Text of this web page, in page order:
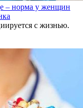
– норма у женщин
с жизнью.